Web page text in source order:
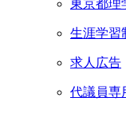
東京都理
生涯学習
求人広告
代議員専